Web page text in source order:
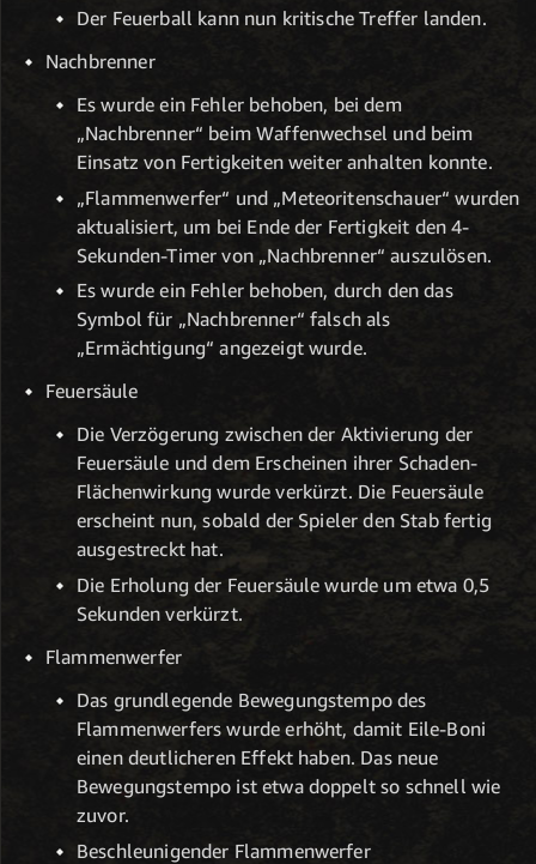
Der Feuerball kann nun kritische Treffer landen.
Nachbrenner
Es wurde ein Fehler behoben, bei dem
„Nachbrenner“ beim Waffenwechsel und beim
Einsatz von Fertigkeiten weiter anhalten konnte.
„Flammenwerfer“ und „Meteoritenschauer“ wurden
aktualisiert, um bei Ende der Fertigkeit den 4-
Sekunden-Timer von „Nachbrenner“ auszulösen.
Es wurde ein Fehler behoben, durch den das
Symbol für „Nachbrenner“ falsch als
„Ermächtigung“ angezeigt wurde.
Feuersäule
Die Verzögerung zwischen der Aktivierung der
Feuersäule und dem Erscheinen ihrer Schaden-
Flächenwirkung wurde verkürzt. Die Feuersäule
erscheint nun, sobald der Spieler den Stab fertig
ausgestreckt hat.
Die Erholung der Feuersäule wurde um etwa 0,5
Sekunden verkürzt.
Flammenwerfer
Das grundlegende Bewegungstempo des
Flammenwerfers wurde erhöht, damit Eile-Boni
einen deutlicheren Effekt haben. Das neue
Bewegungstempo ist etwa doppelt so schnell wie
zuvor.
Beschleunigender Flammenwerfer